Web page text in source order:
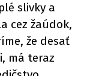
slivky a
cez žaúdok,
že desať
má teraz